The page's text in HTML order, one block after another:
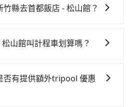
難叫計程車前往高鐵站！從最
高鐵票、通過閘口、並在月台
鐘出站、等待車站前排班的計
分鐘、車費300元後，抵達首
縣去首都飯店 - 松山館？
要自己開車），在北北基桃竹
再額外加收$3.2，從新竹縣
松山館的花費預估為
山館叫計程車划算嗎？
Taxi、Yoxi等，如果在路邊攔不
附近的計程車隊，如竹北-Ap車
否有提供額外tripool 優惠